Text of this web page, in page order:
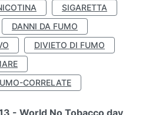
SIGARETTA
DANNI DA FUMO
DIVIETO DI FUMO
CORRELATE
- World No Tobacco day